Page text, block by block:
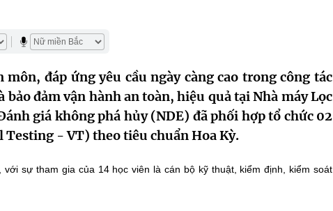
đáp ứng yêu cầu ngày càng cao trong công tác
đảm vận hành an toàn, hiệu quả tại Nhà máy Lọc
giá không phá hủy (NDE) đã phối hợp tổ chức 02
- VT) theo tiêu chuẩn Hoa Kỳ.
sự tham gia của 14 học viên là cán bộ kỹ thuật, kiểm định, kiểm soát